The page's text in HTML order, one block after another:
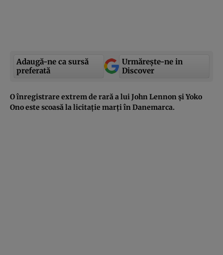
Adaugă-ne ca sursă
preferată
Urmărește-ne in
Discover
O înregistrare extrem de rară a lui John Lennon și Yoko
Ono este scoasă la licitație marți în Danemarca.